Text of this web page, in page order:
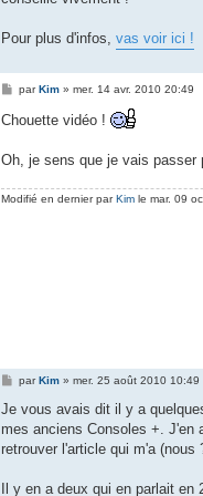
Pour plus d'infos, vas voir ici !
M
s
g
e
parKim» mer. 14 avr. 2010 20:49
Chouette vidéo !
Oh, je sens que je vais passer
Modifié en dernier parKim le mar. 09
M
s
a
g
parKim» mer. 25 août 2010 10:49
Je vous avais dit il y a
mes anciens Consoles +. J'en
retrouver l'article qui m'a (nous
Il y en a deux qui en parlait en